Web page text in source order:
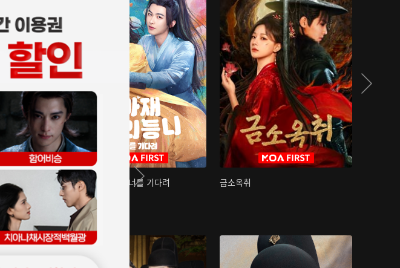
아재저리등니 : 너를 기다려 금소옥취